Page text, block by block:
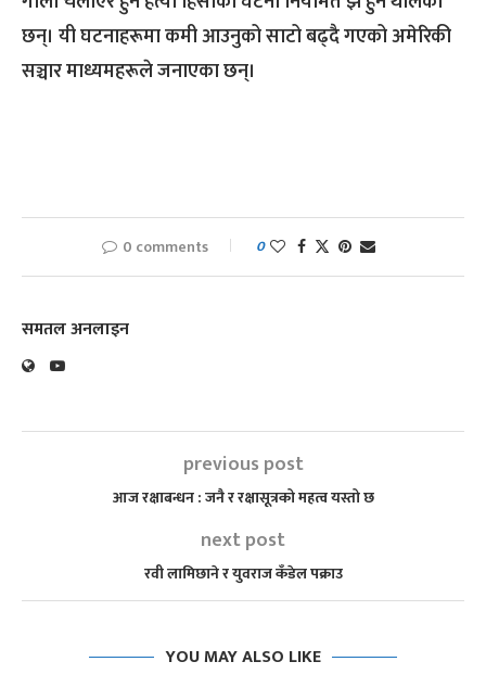
छन्। यी घटनाहरूमा कमी आउनुको साटो बढ्दै गएको अमेरिकी
सञ्चार माध्यमहरूले जनाएका छन्।
0 comments 0
समतल अनलाइन
previous post
आज रक्षाबन्धन : जनै र रक्षासूत्रको महत्व यस्तो छ
next post
रवी लामिछाने र युवराज कँडेल पक्राउ
YOU MAY ALSO LIKE